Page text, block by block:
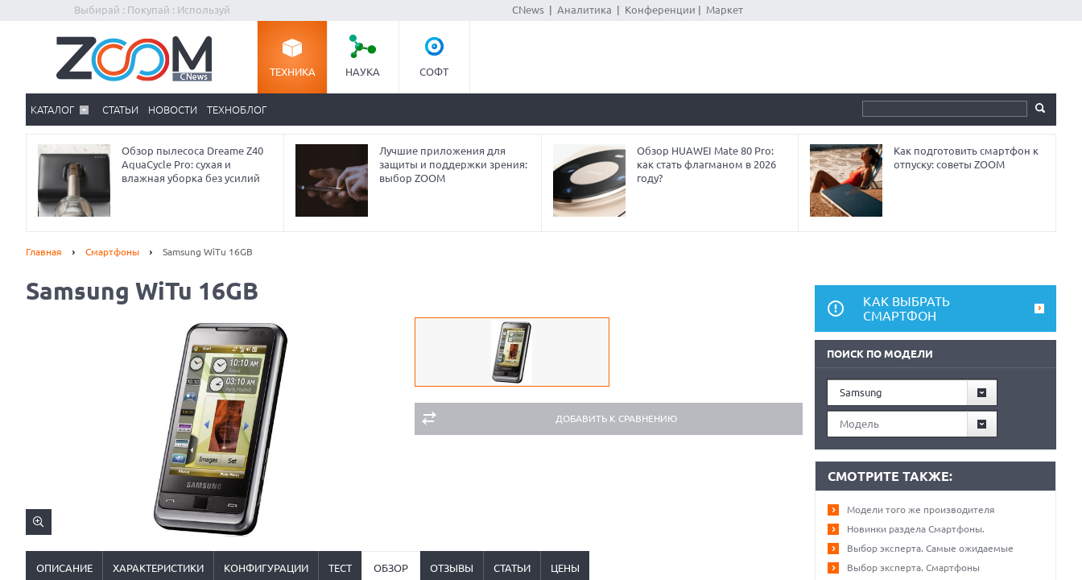
Выбирай : Покупай : Используй CNews| Аналитика Конференции Маркет
ТЕХНИКА НАУКА СОФТ
КАТАЛОГ СТАТЬИ НОВОСТИ ТЕХНОБЛОГ
Обзор пылесоса Dreame Z40
AquaCycle Pro: сухая и
влажная уборка без усилий
Лучшие приложения для
защиты и поддержки зрения:
выбор ZOOM
Обзор HUAWEI Mate 80 Pro:
как стать флагманом в 2026
году?
Как подготовить смартфон к
отпуску: советы ZOOM
Главная Смартфоны Samsung WiTu 16GB
Samsung WiTu 16GB
ДОБАВИТЬ К СРАВНЕНИЮ
ОПИСАНИЕ ХАРАКТЕРИСТИКИ КОНФИГУРАЦИИ ТЕСТ ОБЗОР ОТЗЫВЫ СТАТЬИ ЦЕНЫ
КАК ВЫБРАТЬ
СМАРТФОН
ПОИСК ПО МОДЕЛИ
Samsung
Модель
СМОТРИТЕ ТАКЖЕ:
Модели того же производителя
Новинки раздела Смартфоны.
Выбор эксперта. Самые ожидаемые
Выбор эксперта. Смартфоны